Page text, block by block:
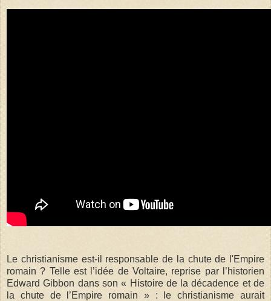
Le christianisme est-il responsable de la chute de l'Empire
romain ? Telle est l’idée de Voltaire, reprise par l’historien
Edward Gibbon dans son « Histoire de la décadence et de
la chute de l’Empire romain » : le christianisme aurait